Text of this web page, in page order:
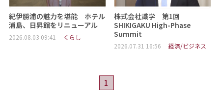
紀伊勝浦の魅力を堪能 ホテル
浦島、日昇館をリニューアル
2026.08.03 09:41 くらし
株式会社識学 第1回
SHIKIGAKU High-Phase
Summit
2026.07.31 16:56 経済/ビジネス
1